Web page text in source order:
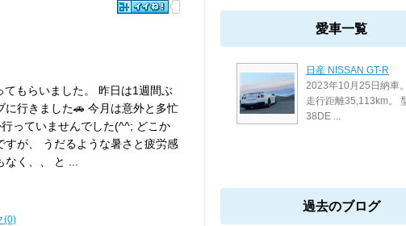
もらいました。 昨日は1週間ぶ
に行きました🚗 今月は意外と多忙
っていませんでした(^^; どこか
が、 うだるような暑さと疲労感
く、、 と ...
(0)
愛車一覧
日産 NISSAN GT-R
2023年10月25日納車
走行距離35,113km。
38DE ...
過去のブログ